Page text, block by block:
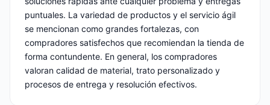
puntuales. La variedad de productos y el servicio ágil
se mencionan como grandes fortalezas, con
compradores satisfechos que recomiendan la tienda de
forma contundente. En general, los compradores
valoran calidad de material, trato personalizado y
procesos de entrega y resolución efectivos.